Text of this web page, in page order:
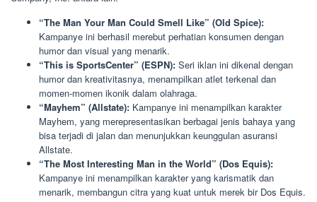
“The Man Your Man Could Smell Like” (Old Spice):
Kampanye ini berhasil merebut perhatian konsumen dengan
humor dan visual yang menarik.
“This is SportsCenter” (ESPN): Seri iklan ini dikenal dengan
humor dan kreativitasnya, menampilkan atlet terkenal dan
momen-momen ikonik dalam olahraga.
“Mayhem” (Allstate): Kampanye ini menampilkan karakter
Mayhem, yang merepresentasikan berbagai jenis bahaya yang
bisa terjadi di jalan dan menunjukkan keunggulan asuransi
Allstate.
“The Most Interesting Man in the World” (Dos Equis):
Kampanye ini menampilkan karakter yang karismatik dan
menarik, membangun citra yang kuat untuk merek bir Dos Equis.